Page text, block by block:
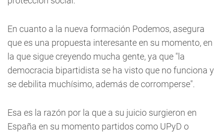
En cuanto a la nueva formación Podemos, asegura
que es una propuesta interesante en su momento, en
la que sigue creyendo mucha gente, ya que "la
democracia bipartidista se ha visto que no funciona y
se debilita muchísimo, además de corromperse".
Esa es la razón por la que a su juicio surgieron en
España en su momento partidos como UPyD o